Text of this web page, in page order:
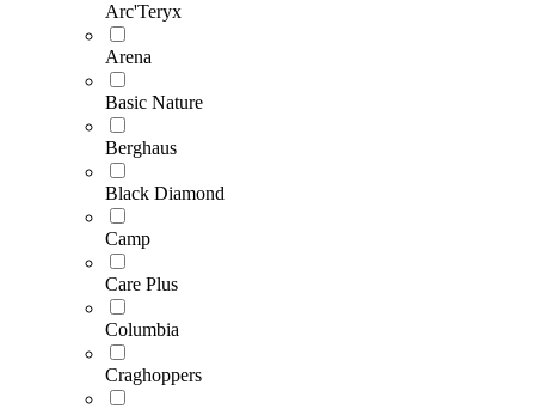
Arc'Teryx
Arena
Basic Nature
Berghaus
Black Diamond
Camp
Care Plus
Columbia
Craghoppers